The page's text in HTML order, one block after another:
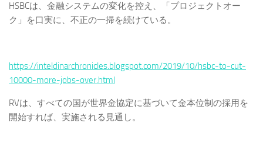
HSBCは、金融システムの変化を控え、「プロジェクトオー
ク」を口実に、不正の一掃を続けている。
https://inteldinarchronicles.blogspot.com/2019/10/hsbc-to-cut-
10000-more-jobs-over.html
RVは、すべての国が世界金協定に基づいて金本位制の採用を
開始すれば、実施される見通し。